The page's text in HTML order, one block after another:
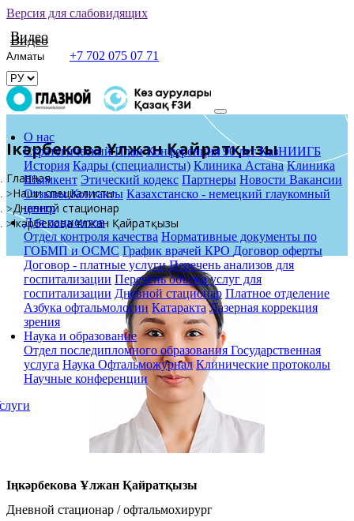
Версия для слабовидящих
Видео
Видео
+7 702 075 07 71
О нас
Стратегический План Конференция 90 лет КазНИИГБ
История Кадры (специалисты) Клиника Астана Клиника
Шымкент Этический кодекс Партнеры Новости Вакансии
ОтзывыКонтакты Казахстанско - немецкий глаукомный
центр
Для пациентов
Отдел контроля качества Нормативные документы по
ГОБМП и ОСМС График врачей КРО Договор оферты
Договор - платные услуги Перечень анализов для
госпитализации Перечень объема услуг для
госпитализации Дневной стационар Платное отделение
Азбука офтальмологии Катаракта Лазерная коррекция
зрения
Наука и образование
Отдел последипломного образования Государственная
услуга Наука Офтальможурнал Клинические протоколы
Научные конференции
Іңкәрбекова Ұлжан Қайратқызы
Главная
Наши специалисты
Дневной стационар
Іңкәрбекова Ұлжан Қайратқызы
Іңкәрбекова Ұлжан Қайратқызы
Дневной стационар / офтальмохирург